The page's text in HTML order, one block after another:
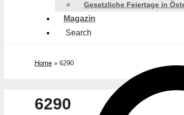
Gesetzliche Feiertage in
Magazin
Search
Home » 6290
6290